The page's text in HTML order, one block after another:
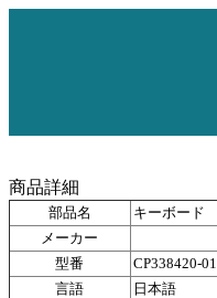
商品詳細
部品名
キーボード
メーカー
型番
CP338420-01
言語
日本語